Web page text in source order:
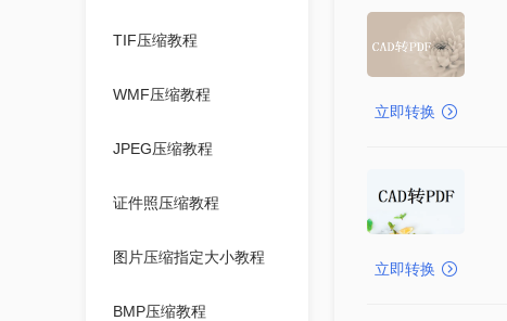
TIF压缩教程
WMF压缩教程
JPEG压缩教程
证件照压缩教程
图片压缩指定大小教程
BMP压缩教程
立即转换
立即转换